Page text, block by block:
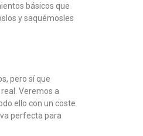
básicos que
y saquémosles
pero sí que
Veremos a
ello con un coste
perfecta para